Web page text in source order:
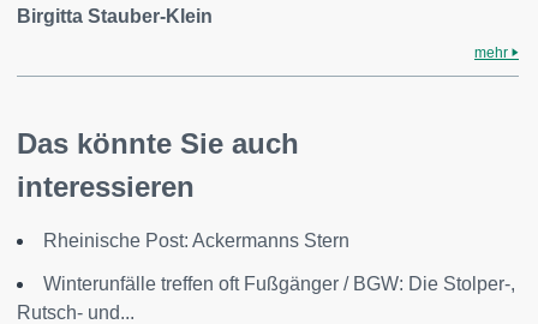
Birgitta Stauber-Klein
mehr
Das könnte Sie auch
interessieren
Rheinische Post: Ackermanns Stern
Winterunfälle treffen oft Fußgänger / BGW: Die Stolper-,
Rutsch- und...